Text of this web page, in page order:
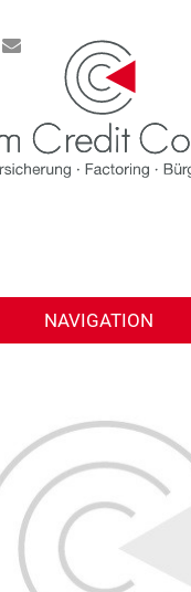
NAVIGATION